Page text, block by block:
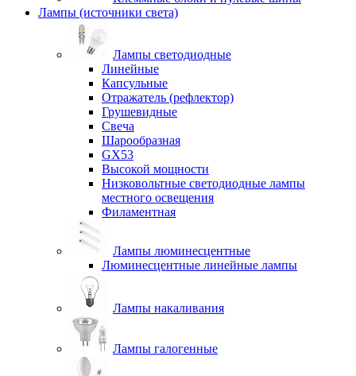
Лампы (источники света)
Лампы светодиодные
Линейные
Капсульные
Отражатель (рефлектор)
Грушевидные
Свеча
Шарообразная
GX53
Высокой мощности
Низковольтные светодиодные лампы
местного освещения
Филаментная
Лампы люминесцентные
Люминесцентные линейные лампы
Лампы накаливания
Лампы галогенные